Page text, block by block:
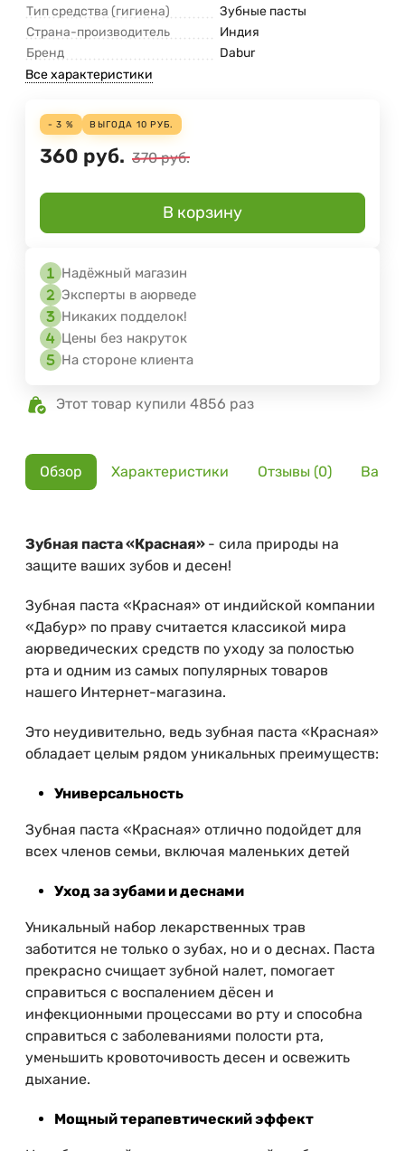
Тип средства (гигиена)
Зубные пасты
Страна-производитель
Индия
Бренд
Dabur
Все характеристики
- 3 % ВЫГОДА 10 РУБ.
360 руб. 370 руб.
В корзину
Надёжный магазин
Эксперты в аюрведе
Никаких подделок!
Цены без накруток
На стороне клиента
Этот товар купили 4856 раз
Обзор Характеристики Отзывы (0)
Зубная паста «Красная» - сила природы на
защите ваших зубов и десен!
Зубная паста «Красная» от индийской компании
«Дабур» по праву считается классикой мира
аюрведических средств по уходу за полостью
рта и одним из самых популярных товаров
нашего Интернет-магазина.
Это неудивительно, ведь зубная паста «Красная»
обладает целым рядом уникальных преимуществ:
Универсальность
Зубная паста «Красная» отлично подойдет для
всех членов семьи, включая маленьких детей
Уход за зубами и деснами
Уникальный набор лекарственных трав
заботится не только о зубах, но и о деснах. Паста
прекрасно счищает зубной налет, помогает
справиться с воспалением дёсен и
инфекционными процессами во рту и способна
справиться с заболеваниями полости рта,
уменьшить кровоточивость десен и освежить
дыхание.
Мощный терапевтический эффект